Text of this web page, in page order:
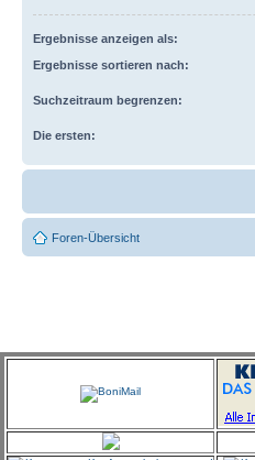
Ergebnisse anzeigen als:
Ergebnisse sortieren nach:
Suchzeitraum begrenzen:
Die ersten:
Foren-Übersicht